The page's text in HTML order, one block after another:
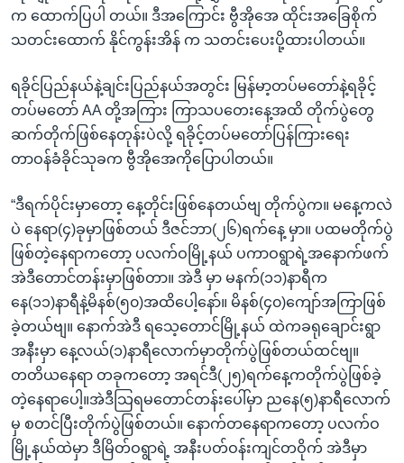
က ထောက်ပြပါ တယ်။ ဒီအကြောင်း ဗွီအိုအေ ထိုင်းအခြေစိုက်
သတင်းထောက် နိုင်ကွန်းအိန် က သတင်းပေးပို့ထားပါတယ်။
ရခိုင်ပြည်နယ်နဲ့ချင်းပြည်နယ်အတွင်း မြန်မာ့တပ်မတော်နဲ့ရခိုင့်
တပ်မတော် AA တို့အကြား ကြာသပတေးနေ့အထိ တိုက်ပွဲတွေ
ဆက်တိုက်ဖြစ်နေတုန်းပဲလို့ ရခိုင့်တပ်မတော်ပြန်ကြားရေး
တာဝန်ခံခိုင်သုခက ဗွီအိုအေကိုပြောပါတယ်။
“ဒီရက်ပိုင်းမှာတော့ နေ့တိုင်းဖြစ်နေတယ်ဗျ တိုက်ပွဲက။ မနေ့ကလဲ
ပဲ နေရာ(၄)ခုမှာဖြစ်တယ် ဒီဇင်ဘာ(၂၆)ရက်နေ့ မှာ။ ပထမတိုက်ပွဲ
ဖြစ်တဲ့နေရာကတော့ ပလက်ဝမြို့နယ် ပကာဝရွာရဲ့အနောက်ဖက်
အဲဒီတောင်တန်းမှာဖြစ်တာ။ အဲဒီ မှာ မနက်(၁၁)နာရီက
နေ(၁၁)နာရီနဲ့မိနစ်(၅၀)အထိပေါ့နော်။ မိနစ်(၄၀)ကျော်အကြာဖြစ်
ခဲ့တယ်ဗျ။ နောက်အဲဒီ ရသေ့တောင်မြို့နယ် ထဲကခရုချောင်းရွာ
အနီးမှာ နေ့လယ်(၁)နာရီလောက်မှာတိုက်ပွဲဖြစ်တယ်ထင်ဗျ။
တတိယနေရာ တခုကတော့ အရင်ဒီ(၂၅)ရက်နေ့ကတိုက်ပွဲဖြစ်ခဲ့
တဲ့နေရာပေါ့။အဲဒီသြရမတောင်တန်းပေါ်မှာ ညနေ(၅)နာရီလောက်
မှ စတင်ပြီးတိုက်ပွဲဖြစ်တယ်။ နောက်တနေရာကတော့ ပလက်ဝ
မြို့နယ်ထဲမှာ ဒီမြိတ်ဝရွာရဲ့ အနီးပတ်ဝန်းကျင်တဝိုက် အဲဒီမှာ